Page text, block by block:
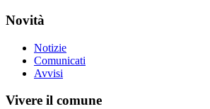
Novità
Notizie
Comunicati
Avvisi
Vivere il comune